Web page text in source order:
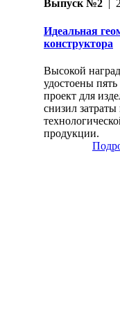
Выпуск №2 |
Идеальная
конструктора
Высокой
удостоены
проект для
снизил
продукции.